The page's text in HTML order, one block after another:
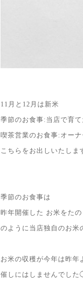
11月と12月は新米
季節のお食事:当店で育
喫茶営業のお食事:オー
こちらをお出しいたしま
季節のお食事は
昨年開催した お米をたの
のように当店独自のお米
お米の収穫が今年は昨年
催しにはしませんでし